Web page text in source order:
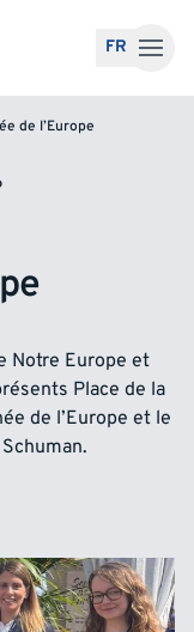
FR
de l’Europe
Notre Europe et
Place de la
de l’Europe et le